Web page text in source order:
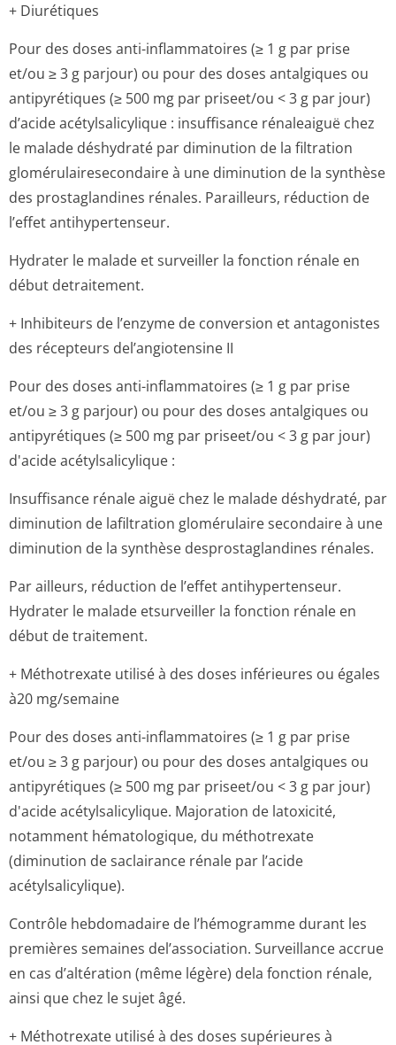
+ Diurétiques
Pour des doses anti-inflammatoires (≥ 1 g par prise
et/ou ≥ 3 g parjour) ou pour des doses antalgiques ou
antipyrétiques (≥ 500 mg par priseet/ou < 3 g par jour)
d’acide acétylsalicylique : insuffisance rénaleaiguë chez
le malade déshydraté par diminution de la filtration
glomérulairese­condaire à une diminution de la synthèse
des prostaglandines rénales. Parailleurs, réduction de
l’effet antihypertenseur.
Hydrater le malade et surveiller la fonction rénale en
début detraitement.
+ Inhibiteurs de l’enzyme de conversion et antagonistes
des récepteurs del’angiotensine II
Pour des doses anti-inflammatoires (≥ 1 g par prise
et/ou ≥ 3 g parjour) ou pour des doses antalgiques ou
antipyrétiques (≥ 500 mg par priseet/ou < 3 g par jour)
d'acide acétylsalicylique :
Insuffisance rénale aiguë chez le malade déshydraté, par
diminution de lafiltration glomérulaire secondaire à une
diminution de la synthèse desprostaglandines rénales.
Par ailleurs, réduction de l’effet antihypertenseur.
Hydrater le malade etsurveiller la fonction rénale en
début de traitement.
+ Méthotrexate utilisé à des doses inférieures ou égales
à20 mg/semaine
Pour des doses anti-inflammatoires (≥ 1 g par prise
et/ou ≥ 3 g parjour) ou pour des doses antalgiques ou
antipyrétiques (≥ 500 mg par priseet/ou < 3 g par jour)
d'acide acétylsalicylique. Majoration de latoxicité,
notamment hématologique, du méthotrexate
(diminution de saclairance rénale par l’acide
acétylsalicylique).
Contrôle hebdomadaire de l’hémogramme durant les
premières semaines del’association. Surveillance accrue
en cas d’altération (même légère) dela fonction rénale,
ainsi que chez le sujet âgé.
+ Méthotrexate utilisé à des doses supérieures à